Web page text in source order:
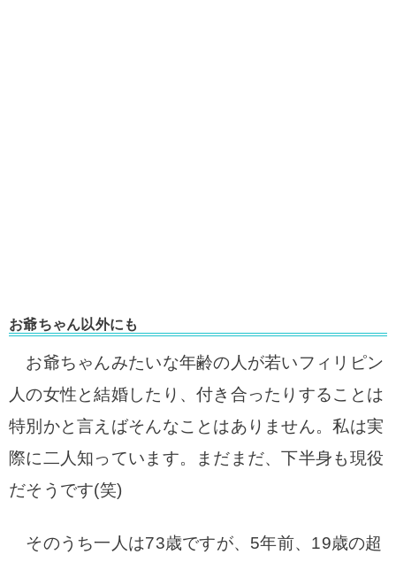
お爺ちゃん以外にも
お爺ちゃんみたいな年齢の人が若いフィリピン
人の女性と結婚したり、付き合ったりすることは
特別かと言えばそんなことはありません。私は実
際に二人知っています。まだまだ、下半身も現役
だそうです(笑)
そのうち一人は73歳ですが、5年前、19歳の超